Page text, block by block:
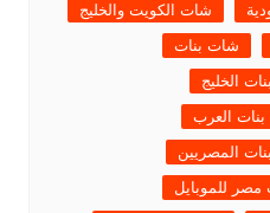
شات الكويت والخليج
شات بنات
الخليج
العرب
المصريين
للموبايل